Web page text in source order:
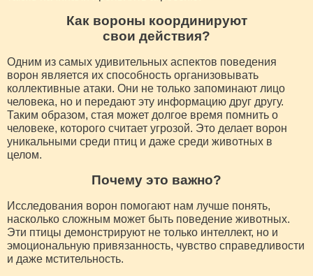
Как вороны координируют
свои действия?
Одним из самых удивительных аспектов поведения
ворон является их способность организовывать
коллективные атаки. Они не только запоминают лицо
человека, но и передают эту информацию друг другу.
Таким образом, стая может долгое время помнить о
человеке, которого считает угрозой. Это делает ворон
уникальными среди птиц и даже среди животных в
целом.
Почему это важно?
Исследования ворон помогают нам лучше понять,
насколько сложным может быть поведение животных.
Эти птицы демонстрируют не только интеллект, но и
эмоциональную привязанность, чувство справедливости
и даже мстительность.